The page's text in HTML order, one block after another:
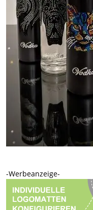
-Werbeanzeige-